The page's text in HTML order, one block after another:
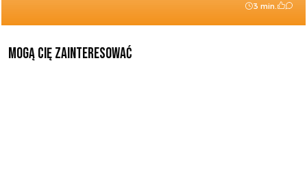
3 min.
Mogą Cię zainteresować